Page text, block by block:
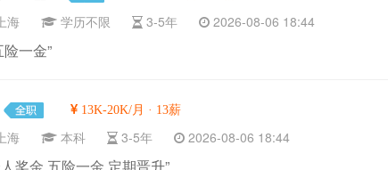
海 学历不限 3-5年 2026-08-06 18:44
一金”
13K-20K/月 · 13薪
海 本科 3-5年 2026-08-06 18:44